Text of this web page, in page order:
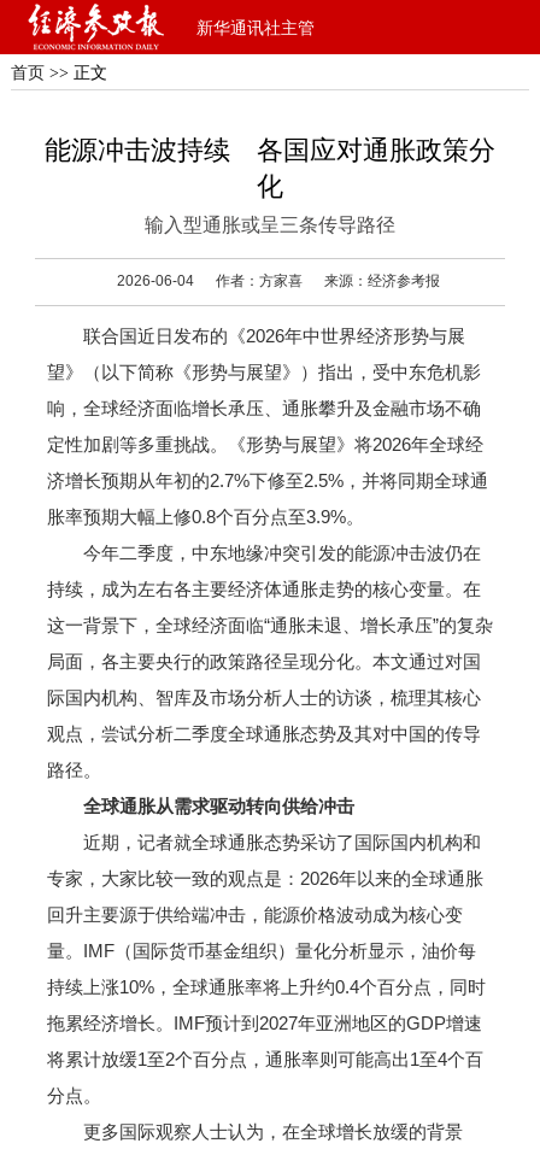
新华通讯社主管
首页 >> 正文
能源冲击波持续 各国应对通胀政策分
化
输入型通胀或呈三条传导路径
2026-06-04 作者：方家喜 来源：经济参考报
联合国近日发布的《2026年中世界经济形势与展
望》（以下简称《形势与展望》）指出，受中东危机影
响，全球经济面临增长承压、通胀攀升及金融市场不确
定性加剧等多重挑战。《形势与展望》将2026年全球经
济增长预期从年初的2.7%下修至2.5%，并将同期全球通
胀率预期大幅上修0.8个百分点至3.9%。
今年二季度，中东地缘冲突引发的能源冲击波仍在
持续，成为左右各主要经济体通胀走势的核心变量。在
这一背景下，全球经济面临“通胀未退、增长承压”的复杂
局面，各主要央行的政策路径呈现分化。本文通过对国
际国内机构、智库及市场分析人士的访谈，梳理其核心
观点，尝试分析二季度全球通胀态势及其对中国的传导
路径。
全球通胀从需求驱动转向供给冲击
近期，记者就全球通胀态势采访了国际国内机构和
专家，大家比较一致的观点是：2026年以来的全球通胀
回升主要源于供给端冲击，能源价格波动成为核心变
量。IMF（国际货币基金组织）量化分析显示，油价每
持续上涨10%，全球通胀率将上升约0.4个百分点，同时
拖累经济增长。IMF预计到2027年亚洲地区的GDP增速
将累计放缓1至2个百分点，通胀率则可能高出1至4个百
分点。
更多国际观察人士认为，在全球增长放缓的背景